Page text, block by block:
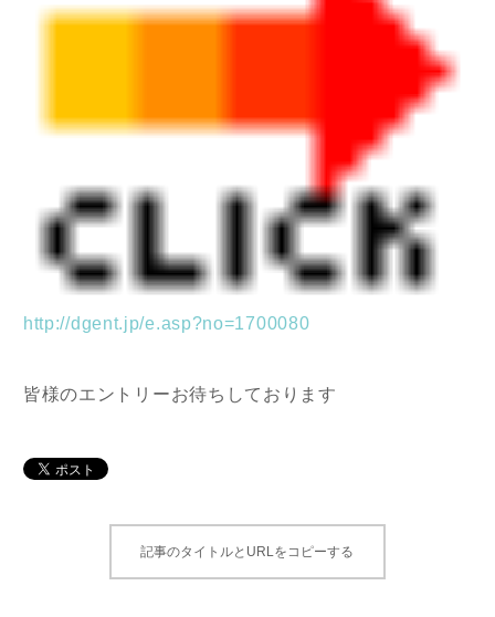
http://dgent.jp/e.asp?no=1700080
皆様のエントリーお待ちしております
記事のタイトルとURLをコピーする